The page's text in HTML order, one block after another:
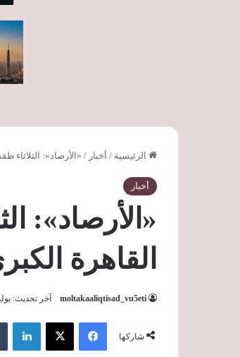
الرئيسية / أخبار / «الأرصاد»:
أخبار
«الأرصاد»:
القاهرة
moltakaaliqtisad_vu5eti آخر تحديث: يوليو 6,
شاركها
فيسبوك ‫X لينكدإن